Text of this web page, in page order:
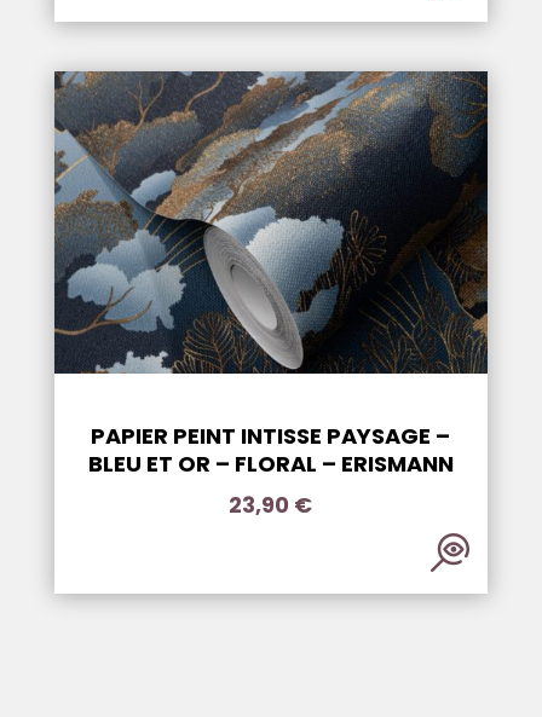
PAPIER PEINT INTISSE PAYSAGE –
BLEU ET OR – FLORAL – ERISMANN
23,90 €